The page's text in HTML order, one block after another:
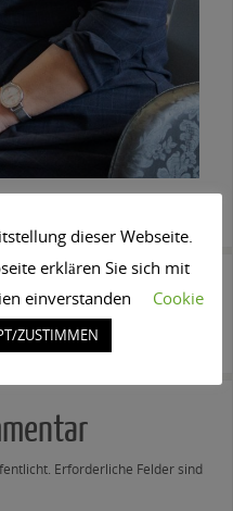
Erforderliche Felder sind
dieser Webseite.
erklären Sie sich mit
einverstanden
Cookie
ZUSTIMMEN